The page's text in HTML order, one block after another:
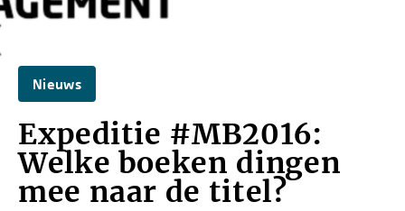
Nieuws
Expeditie #MB2016:
Welke boeken dingen
mee naar de titel?